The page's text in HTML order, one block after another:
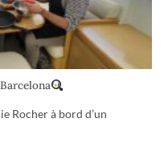
Rocher à bord d’un